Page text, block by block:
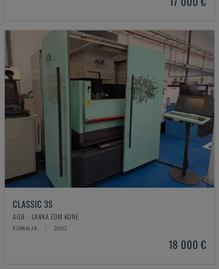
CLASSIC 3S
AGIE - LANKA EDM KONE
ESPANJA 2002
18 000 €